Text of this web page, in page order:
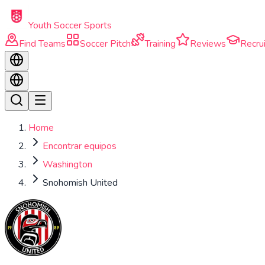
Skip to main content
Youth Soccer Sports
Find Teams
Soccer Pitch Training Reviews
Home
Encontrar equipos
Washington
Snohomish United